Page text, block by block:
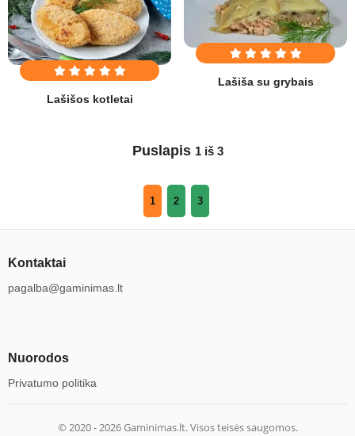
Lašišos kotletai
Lašiša su grybais
Puslapis 1 iš 3
1 2 3
Kontaktai
pagalba@gaminimas.lt
Nuorodos
Privatumo politika
© 2020 - 2026Gaminimas.lt. Visos teisės saugomos.